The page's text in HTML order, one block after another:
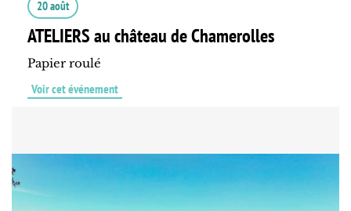
20 août
ATELIERS au château de Chamerolles
Papier roulé
Voir cet événement